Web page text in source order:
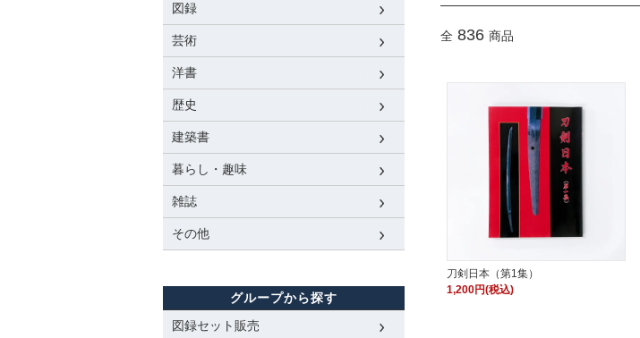
全 836 商品
刀剣日本（第1集）
1,200円(税込)
図録
芸術
洋書
歴史
建築書
暮らし・趣味
雑誌
その他
グループから探す
図録セット販売